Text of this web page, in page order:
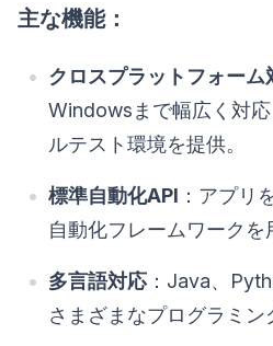
主な機能：
クロスプラットフォーム
Windowsまで幅広く対
ルテスト環境を提供。
標準自動化API ：アプリ
自動化フレームワークを
多言語対応：Java、
さまざまなプログラミン